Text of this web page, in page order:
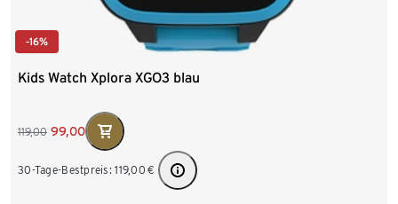
-16%
Kids Watch Xplora XGO3 blau
119,00 99,00
30-Tage-Bestpreis: 119,00 €